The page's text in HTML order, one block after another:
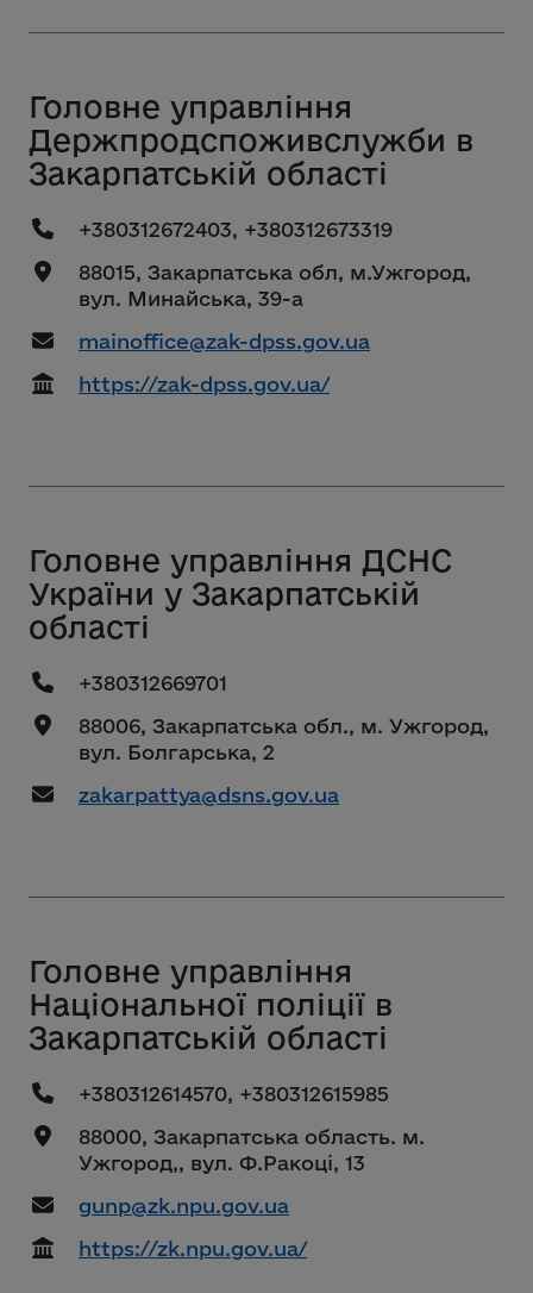
Головне управління
Держпродспоживслужби в
Закарпатській області
+380312672403, +380312673319
88015, Закарпатська обл, м.Ужгород,
вул. Минайська, 39-а
mainoffice@zak-dpss.gov.ua
https://zak-dpss.gov.ua/
Головне управління ДСНС
України у Закарпатській
області
+380312669701
88006, Закарпатська обл., м. Ужгород,
вул. Болгарська, 2
zakarpattya@dsns.gov.ua
Головне управління
Національної поліції в
Закарпатській області
+380312614570, +380312615985
88000, Закарпатська область. м.
Ужгород,, вул. Ф.Ракоці, 13
gunp@zk.npu.gov.ua
https://zk.npu.gov.ua/